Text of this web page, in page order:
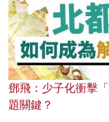
鄧飛：少子化衝擊
題關鍵？